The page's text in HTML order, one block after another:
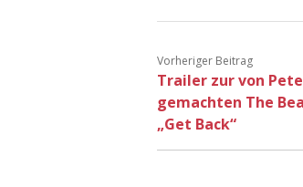
Vorheriger Beitrag
Trailer zur von
gemachten The
„Get Back“